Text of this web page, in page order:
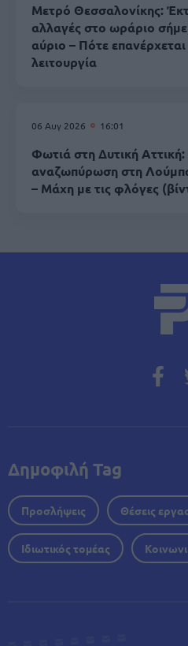
Μετρό Θεσσαλονίκης:
αλλαγές στο ωράριο
αύριο – Πότε
λειτουργία
06 Αυγ 2026 16:01
Φωτιά στη Δυτική
αναζωπύρωση στη
– Μάχη με τις φλόγες
Δημοφιλή Tag
Προσλήψεις Θέσεις
Ιδιωτικός τομέας